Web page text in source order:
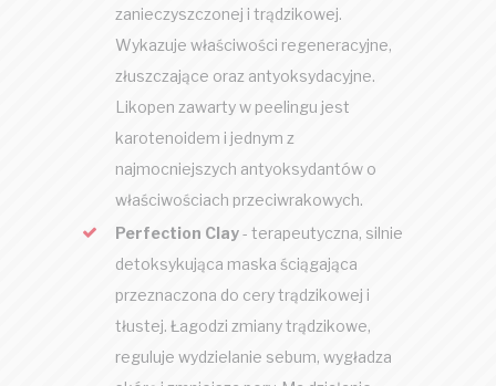
zanieczyszczonej i trądzikowej.
Wykazuje właściwości regeneracyjne,
złuszczające oraz antyoksydacyjne.
Likopen zawarty w peelingu jest
karotenoidem i jednym z
najmocniejszych antyoksydantów o
właściwościach przeciwrakowych.
Perfection Clay- terapeutyczna, silnie
detoksykująca maska ściągająca
przeznaczona do cery trądzikowej i
tłustej. Łagodzi zmiany trądzikowe,
reguluje wydzielanie sebum, wygładza